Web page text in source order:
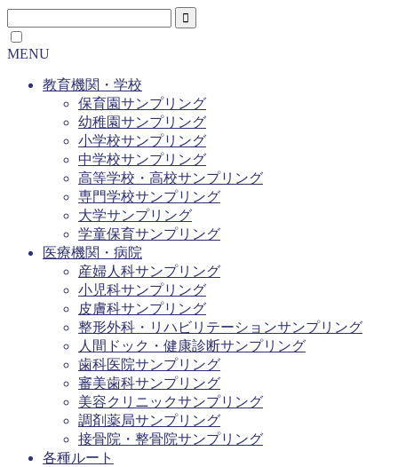
MENU
教育機関・学校
保育園サンプリング
幼稚園サンプリング
小学校サンプリング
中学校サンプリング
高等学校・高校サンプリング
専門学校サンプリング
大学サンプリング
学童保育サンプリング
医療機関・病院
産婦人科サンプリング
小児科サンプリング
皮膚科サンプリング
整形外科・リハビリテーションサンプリング
人間ドック・健康診断サンプリング
歯科医院サンプリング
審美歯科サンプリング
美容クリニックサンプリング
調剤薬局サンプリング
接骨院・整骨院サンプリング
各種ルート